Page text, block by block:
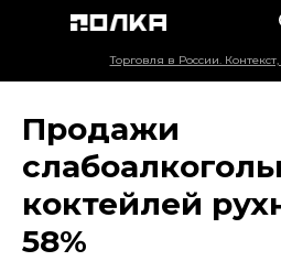
Торговля в России.
Продажи
коктейлей
58%